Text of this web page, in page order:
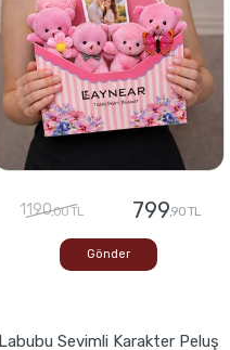
1190,00 TL 799,90 TL
Gönder
Labubu Sevimli Karakter Peluş